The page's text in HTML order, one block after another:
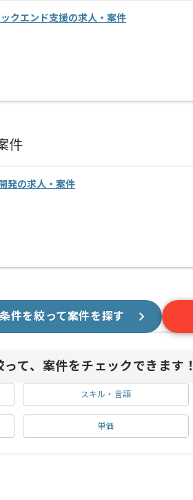
クエンド支援の求人・案件
件
発の求人・案件
条件を絞って案件を探す
て、案件をチェックできます！
スキル・言語
単価